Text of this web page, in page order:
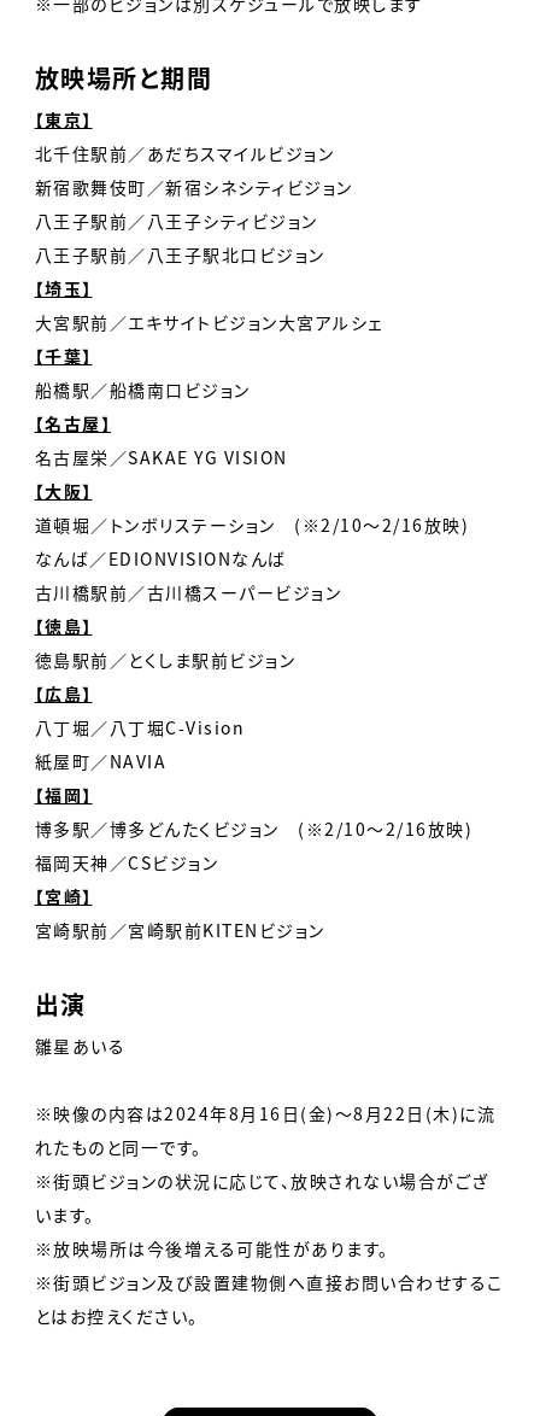
放映場所と期間
【東京】
北千住駅前／あだちスマイルビジョン
新宿歌舞伎町／新宿シネシティビジョン
八王子駅前／八王子シティビジョン
八王子駅前／八王子駅北口ビジョン
【埼玉】
大宮駅前／エキサイトビジョン大宮アルシェ
【千葉】
船橋駅／船橋南口ビジョン
【名古屋】
名古屋栄／SAKAE YG VISION
【大阪】
道頓堀／トンボリステーション (※2/10～2/16放映)
なんば／EDIONVISIONなんば
古川橋駅前／古川橋スーパービジョン
【徳島】
徳島駅前／とくしま駅前ビジョン
【広島】
八丁堀／八丁堀C-Vision
紙屋町／NAVIA
【福岡】
博多駅／博多どんたくビジョン (※2/10～2/16放映)
福岡天神／CSビジョン
【宮崎】
宮崎駅前／宮崎駅前KITENビジョン
出演
雛星あいる
※映像の内容は2024年8月16日(金)〜8月22日(木)に流
れたものと同一です。
※街頭ビジョンの状況に応じて、放映されない場合がござ
います。
※放映場所は今後増える可能性があります。
※街頭ビジョン及び設置建物側へ直接お問い合わせするこ
とはお控えください。